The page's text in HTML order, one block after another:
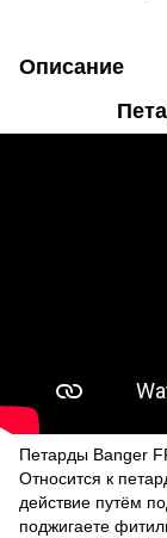
Описание
Петарды Banger
Относится к
действие путём
поджигаете